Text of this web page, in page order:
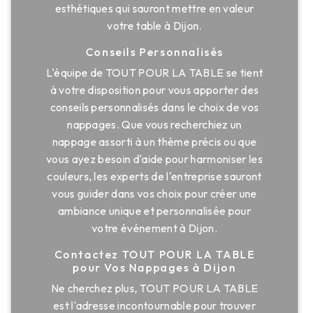
esthétiques qui sauront mettre en valeur
votre table à Dijon.
Conseils Personnalisés
L'équipe de TOUT POUR LA TABLE se tient
à votre disposition pour vous apporter des
conseils personnalisés dans le choix de vos
nappages. Que vous recherchiez un
nappage assorti à un thème précis ou que
vous ayez besoin d'aide pour harmoniser les
couleurs, les experts de l'entreprise sauront
vous guider dans vos choix pour créer une
ambiance unique et personnalisée pour
votre événement à Dijon.
Contactez TOUT POUR LA TABLE
pour Vos Nappages à Dijon
Ne cherchez plus, TOUT POUR LA TABLE
est l'adresse incontournable pour trouver